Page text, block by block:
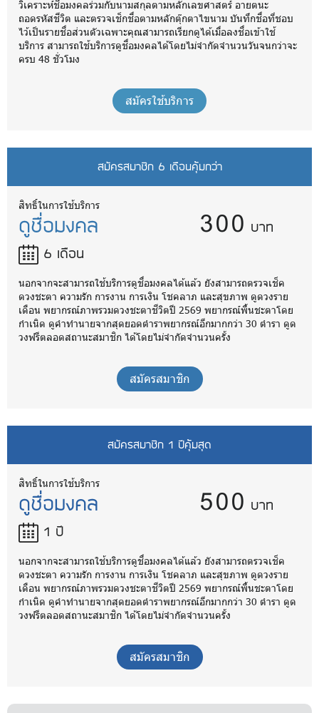
วิเคราะห์ชื่อมงคลร่วมกับนามสกุลตามหลักเลขศาสตร์ อายตนะ
ถอดรหัสชีวิต และตรวจเช็กชื่อตามหลักตุ๊กตาไขนาม บันทึกชื่อที่ชอบ
ไว้เป็นรายชื่อส่วนตัวเฉพาะคุณสามารถเรียกดูได้เมื่อลงชื่อเข้าใช้
บริการ สามารถใช้บริการดูชื่อมงคลได้โดยไม่จำกัดจำนวนวันจนกว่าจะ
ครบ 48 ชั่วโมง
สมัครใช้บริการ
สมัครสมาชิก 6 เดือนคุ้มกว่า
สิทธิ์ในการใช้บริการ
ดูชื่อมงคล
6 เดือน
300 บาท
นอกจากจะสามารถใช้บริการดูชื่อมงคลได้แล้ว ยังสามารถตรวจเช็ค
ดวงชะตา ความรัก การงาน การเงิน โชคลาภ และสุขภาพ ดูดวงราย
เดือน พยากรณ์ภาพรวมดวงชะตาชีวิตปี 2569 พยากรณ์พื้นชะตาโดย
กำเนิด ดูคำทำนายจากสุดยอดตำราพยากรณ์อีกมากกว่า 30 ตำรา ดูด
วงฟรีตลอดสถานะสมาชิก ได้โดยไม่จำกัดจำนวนครั้ง
สมัครสมาชิก
สมัครสมาชิก 1 ปีคุ้มสุด
สิทธิ์ในการใช้บริการ
ดูชื่อมงคล
1 ปี
500 บาท
นอกจากจะสามารถใช้บริการดูชื่อมงคลได้แล้ว ยังสามารถตรวจเช็ค
ดวงชะตา ความรัก การงาน การเงิน โชคลาภ และสุขภาพ ดูดวงราย
เดือน พยากรณ์ภาพรวมดวงชะตาชีวิตปี 2569 พยากรณ์พื้นชะตาโดย
กำเนิด ดูคำทำนายจากสุดยอดตำราพยากรณ์อีกมากกว่า 30 ตำรา ดูด
วงฟรีตลอดสถานะสมาชิก ได้โดยไม่จำกัดจำนวนครั้ง
สมัครสมาชิก